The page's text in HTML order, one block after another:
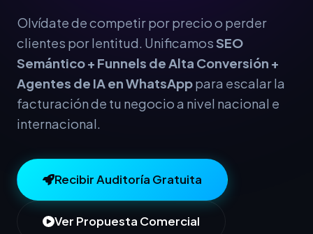
Olvídate de competir por precio o perder
clientes por lentitud. UnificamosSEO
Semántico + Funnels de Alta Conversión +
Agentes de IA en WhatsApppara escalar la
facturación de tu negocio a nivel nacional e
internacional.
Recibir Auditoría Gratuita
Ver Propuesta Comercial